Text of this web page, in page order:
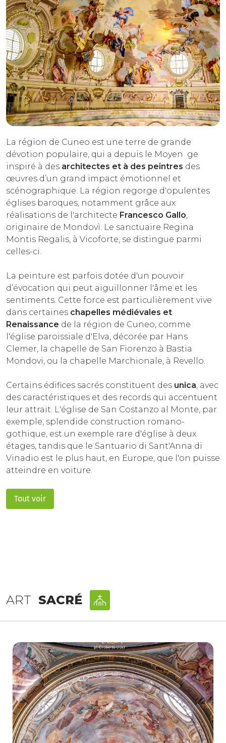
La région de Cuneo est une terre de grande
dévotion populaire, qui a depuis le Moyen ge
inspiré à des architectes et à des peintres des
œuvres d’un grand impact émotionnel et
scénographique. La région regorge d'opulentes
églises baroques, notamment grâce aux
réalisations de l'architecte Francesco Gallo,
originaire de Mondovì. Le sanctuaire Regina
Montis Regalis, à Vicoforte, se distingue parmi
celles-ci.
La peinture est parfois dotée d'un pouvoir
d’évocation qui peut aiguillonner l'âme et les
sentiments. Cette force est particulièrement vive
dans certaines chapelles médiévales et
Renaissance de la région de Cuneo, comme
l'église paroissiale d'Elva, décorée par Hans
Clemer, la chapelle de San Fiorenzo à Bastia
Mondovi, ou la chapelle Marchionale, à Revello.
Certains édifices sacrés constituent des unica, avec
des caractéristiques et des records qui accentuent
leur attrait. L'église de San Costanzo al Monte, par
exemple, splendide construction romano-
gothique, est un exemple rare d'église à deux
étages, tandis que le Santuario di Sant'Anna di
Vinadio est le plus haut, en Europe, que l'on puisse
atteindre en voiture.
Tout voir
ART SACRÉ